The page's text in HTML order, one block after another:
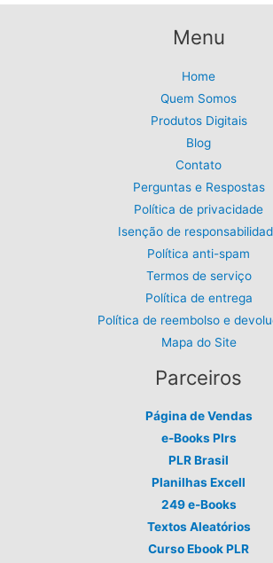
Menu
Home
Quem Somos
Produtos Digitais
Blog
Contato
Perguntas e Respostas
Política de privacidade
Isenção de
Política anti-spam
Termos de serviço
Política de entrega
Política de reembolso e
Mapa do Site
Parceiros
Página de Vendas
e-Books Plrs
PLR Brasil
Planilhas Excell
249 e-Books
Textos Aleatórios
Curso Ebook PLR